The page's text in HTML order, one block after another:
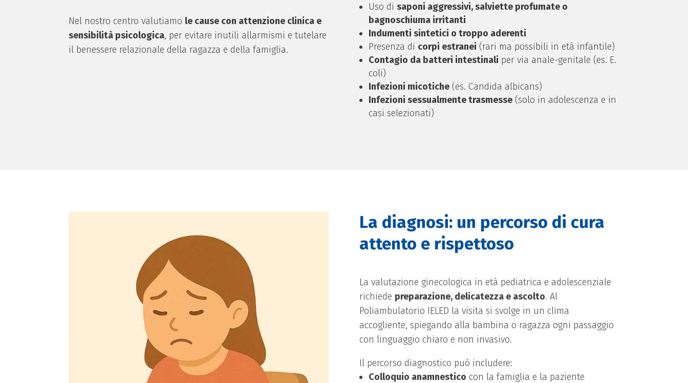
Nel nostro centro valutiamo le cause con attenzione clinica e
sensibilità psicologica, per evitare inutili allarmismi e tutelare
il benessere relazionale della ragazza e della famiglia.
Uso di saponi aggressivi, salviette profumate o
bagnoschiuma irritanti
Indumenti sintetici o troppo aderenti
Presenza di corpi estranei (rari ma possibili in età infantile)
Contagio da batteri intestinali per via anale-genitale (es. E.
coli)
Infezioni micotiche(es. Candida albicans)
Infezioni sessualmente trasmesse(solo in adolescenza e in
casi selezionati)
La diagnosi: un percorso di cura
attento e rispettoso
La valutazione ginecologica in età pediatrica e adolescenziale
richiede preparazione, delicatezza e ascolto. Al
Poliambulatorio IELED la visita si svolge in un clima
accogliente, spiegando alla bambina o ragazza ogni passaggio
con linguaggio chiaro e non invasivo.
Il percorso diagnostico può includere:
Colloquio anamnestico con la famiglia e la paziente